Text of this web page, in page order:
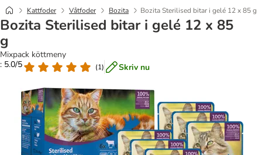
Kattfoder Våtfoder Bozita Bozita Sterilised bitar i gelé 12 x 85 g
Bozita Sterilised bitar i gelé 12 x 85
g
Mixpack köttmeny
: 5.0/5
(1) Skriv nu